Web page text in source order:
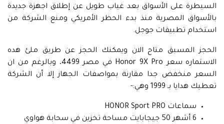
السيطرة على الأسواق بعد غياب طويل عن إطلاق اجهزة جديدة
بالأسواق المصرية منذ بدء الحظر الأمريكي ومنع الشركة من
استخدام تطبيقات جوجل.
الحجز المسبق متاح الان ويمكنك الحجز عن طريق ملئ هده
الاستماره سعر Honor 9X Pro في مصر 4499، وبالرغم من ان
السعر منخفض جدا مقارنة بمواصفات الجهاز إلا أن الشركة
تعطيك هدايا بـ 1999 وهي:-
سماعات HONOR Sport PRO
6 أشهر 50 جيجابايت مساحة تخزين في سحابة هواوي